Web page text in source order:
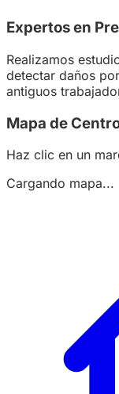
Expertos en
Realizamos
detectar daños
antiguos
Mapa de
Haz clic en un
Cargando mapa...